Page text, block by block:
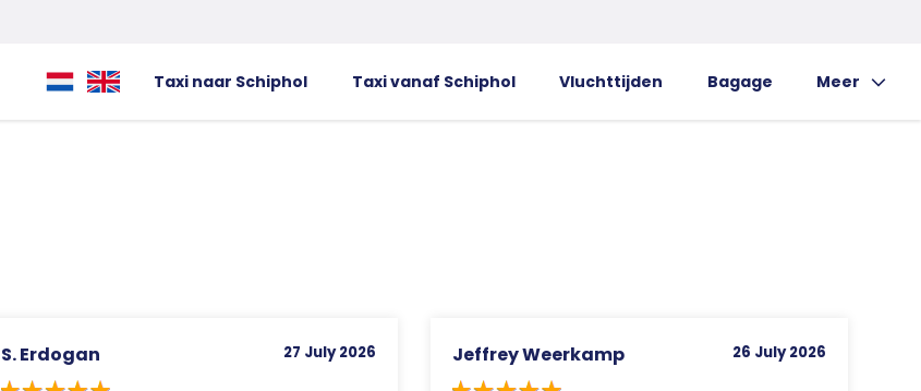
Taxi naar Schiphol Taxi vanaf Schiphol Vluchttijden Bagage Toon
Meer
S. Erdogan 27 July 2026 Jeffrey Weerkamp 26 July 2026